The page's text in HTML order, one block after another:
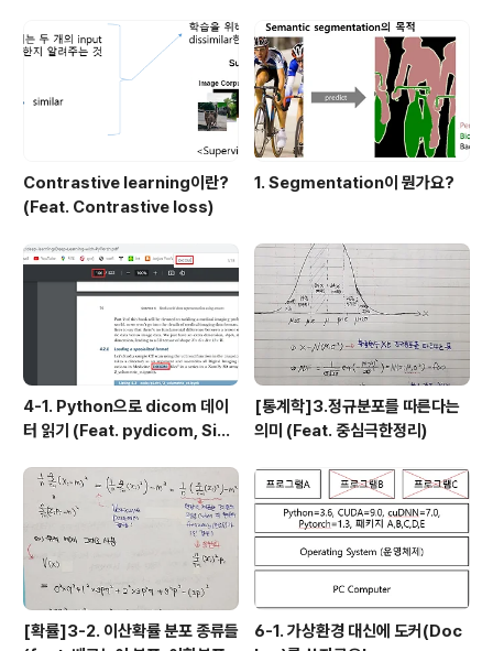
Contrastive learning이란?
(Feat. Contrastive loss)
1. Segmentation이 뭔가요?
4-1. Python으로 dicom 데이
터 읽기 (Feat. pydicom, Sim
[통계학]3.정규분포를 따른다는
의미 (Feat. 중심극한정리)
[확률]3-2. 이산확률 분포 종류들
6-1. 가상환경 대신에 도커(Doc